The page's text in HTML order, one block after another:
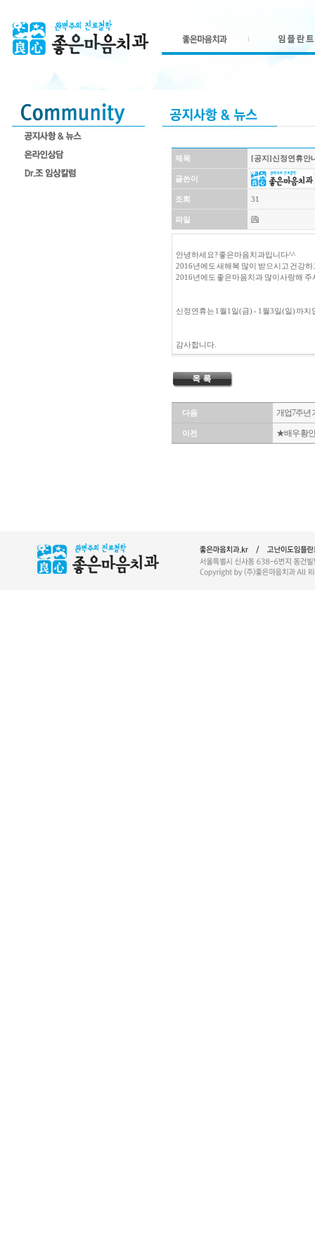
제목 [공지]신정연휴안
글쓴이
조회 31
파일
안녕하세요? 좋은마음치과입니다^^
2016년에도 새해복 많이 받으시고 건강
2016년에도 좋은마음치과 많이사랑해
신정연휴는 1월1일(금) - 1월3일(일) 까지
감사합니다.
다음 개업 7주년
이전 ★ 배우 황